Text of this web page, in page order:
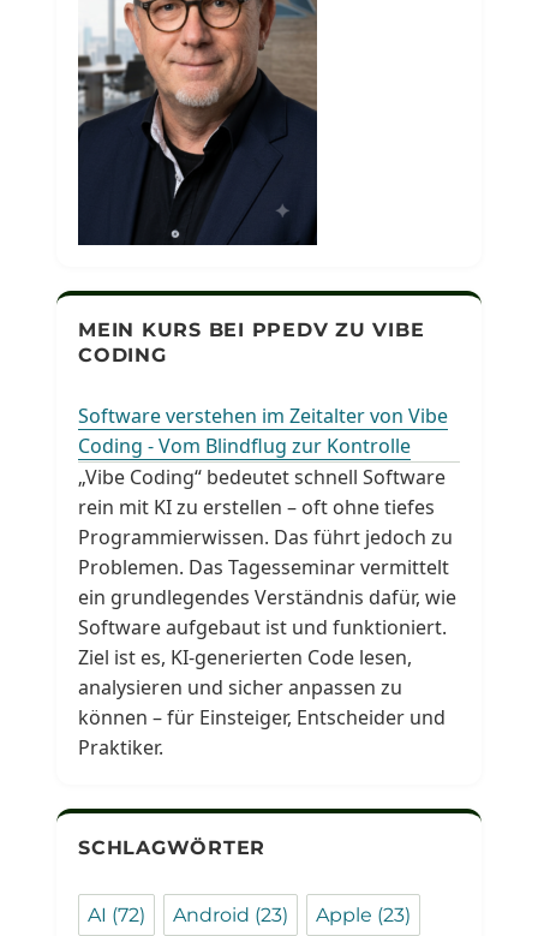
MEIN KURS BEI PPEDV ZU VIBE
CODING
Software verstehen im Zeitalter von Vibe
Coding - Vom Blindflug zur Kontrolle
„Vibe Coding“ bedeutet schnell Software
rein mit KI zu erstellen – oft ohne tiefes
Programmierwissen. Das führt jedoch zu
Problemen. Das Tagesseminar vermittelt
ein grundlegendes Verständnis dafür, wie
Software aufgebaut ist und funktioniert.
Ziel ist es, KI-generierten Code lesen,
analysieren und sicher anpassen zu
können – für Einsteiger, Entscheider und
Praktiker.
SCHLAGWÖRTER
AI (72) Android (23) Apple (23)